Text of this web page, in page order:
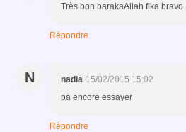
Très bon barakaAllah fika bravo
Répondre
N nadia 15/02/2015 15:02
pa encore essayer
Répondre